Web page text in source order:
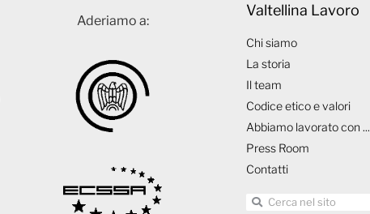
Aderiamo a:
Valtellina Lavoro
Chi siamo
La storia
Il team
Codice etico e valori
Abbiamo lavorato con ...
Press Room
Contatti